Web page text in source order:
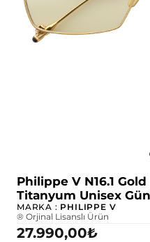
Philippe V N16.1
Titanyum Unisex
MARKA : PHILIPPE V
® Orjinal Lisanslı Ürün
27.990,00₺